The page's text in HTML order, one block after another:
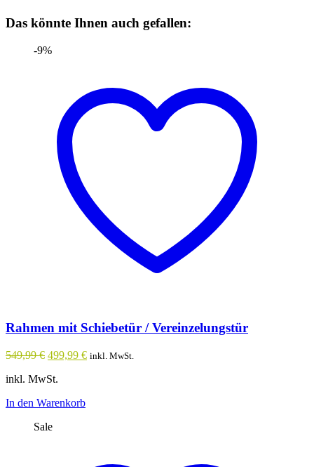
Das könnte Ihnen auch gefallen:
-9%
Rahmen mit Schiebetür / Vereinzelungstür
549,99€ Ursprünglicher
war:
499,99 €Aktueller
inkl. MwSt.
inkl. MwSt.
In den Warenkorb
Sale